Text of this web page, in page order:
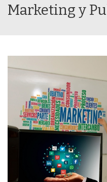
Marketing y